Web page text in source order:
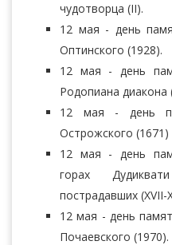
чудотворца (II).
12 мая - день
Оптинского (1928).
12 мая - день
Родопиана диакона
12 мая - день
Острожского (1671)
12 мая - день
горах
пострадавших (XVII-
12 мая - день
Почаевского (1970).